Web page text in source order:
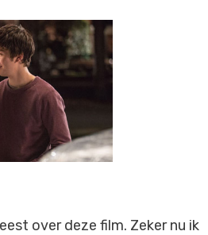
over deze film. Zeker nu ik